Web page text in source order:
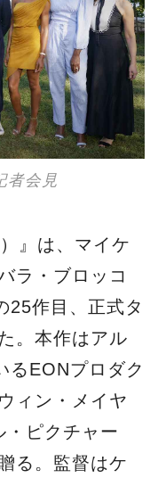
者会見
』は、マイケ
ラ・ブロッコ
25作目、正式タ
。本作はアル
るEONプロダク
ィン・メイヤ
ピクチャー
る。監督はケ